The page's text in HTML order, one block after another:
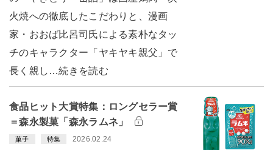
火焼への徹底したこだわりと、漫画
家・おおば比呂司氏による素朴なタッ
チのキャラクター「ヤキヤキ親父」で
長く親し…続きを読む
食品ヒット大賞特集：ロングセラー賞
＝森永製菓「森永ラムネ」
菓子 特集 2026.02.24